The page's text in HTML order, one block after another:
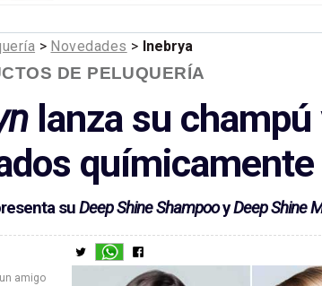
> Novedades > Inebrya
DE PELUQUERÍA
lanza su champú
químicamente
suDeep Shine ShampooyDeep Shine
amigo